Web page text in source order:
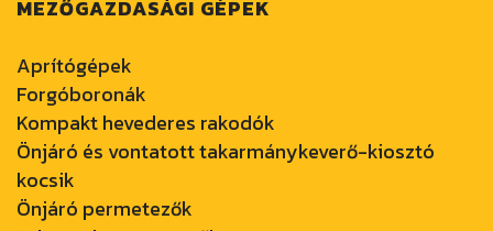
MEZŐGAZDASÁGI GÉPEK
Aprítógépek
Forgóboronák
Kompakt hevederes rakodók
Önjáró és vontatott takarmánykeverő-kiosztó
kocsik
Önjáró permetezők